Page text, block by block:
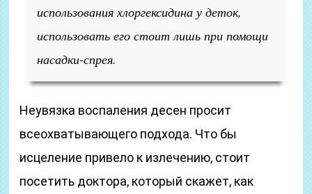
использования хлоргексидина у деток,
использовать его стоит лишь при помощи
насадки-спрея.
Неувязка воспаления десен просит
всеохватывающего подхода. Что бы
исцеление привело к излечению, стоит
посетить доктора, который скажет, как